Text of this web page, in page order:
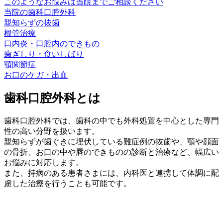
当院の歯科口腔外科
親知らずの抜歯
根管治療
口内炎・口腔内のできもの
歯ぎしり・食いしばり
顎関節症
お口のケガ・出血
歯科口腔外科とは
歯科口腔外科では、歯科の中でも外科処置を中心とした専門
性の高い分野を扱います。
親知らずが歯ぐきに埋伏している難症例の抜歯や、顎や顔面
の骨折、お口の中や唇のできものの診断と治療など、幅広い
お悩みに対応します。
また、持病のある患者さまには、内科医と連携して体調に配
慮した治療を行うことも可能です。